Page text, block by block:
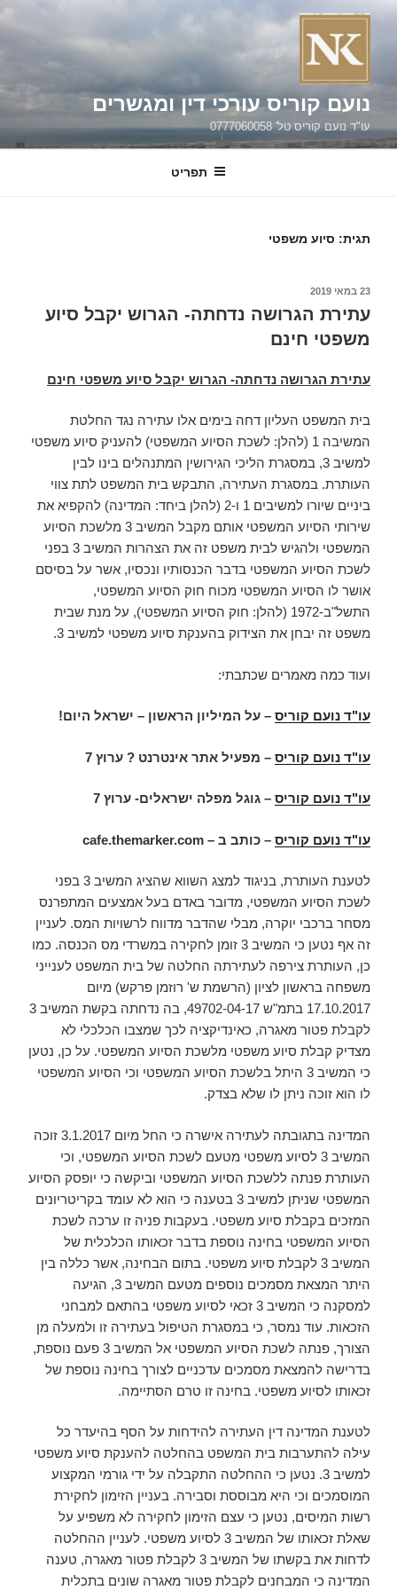
דילוג
נועם קוריס עורכי דין ומגשרים
עו"ד נועם קוריס טל' 0777060058
תפריט
תגית: סיוע משפטי
פורסם
23 במאי 2019
עתירת הגרושה נדחתה- הגרוש יקבל סיוע
משפטי חינם
עתירת הגרושה נדחתה- הגרוש יקבל סיוע משפטי חינם
בית המשפט העליון דחה בימים אלו עתירה נגד החלטת
המשיבה 1 (להלן: לשכת הסיוע המשפטי) להעניק סיוע משפטי
למשיב 3, במסגרת הליכי הגירושין המתנהלים בינו לבין
העותרת. במסגרת העתירה, התבקש בית המשפט לתת צווי
ביניים שיורו למשיבים 1 ו-2 (להלן ביחד: המדינה) להקפיא את
שירותי הסיוע המשפטי אותם מקבל המשיב 3 מלשכת הסיוע
המשפטי ולהגיש לבית משפט זה את הצהרות המשיב 3 בפני
לשכת הסיוע המשפטי בדבר הכנסותיו ונכסיו, אשר על בסיסם
אושר לו הסיוע המשפטי מכוח חוק הסיוע המשפטי,
התשל"ב-1972 (להלן: חוק הסיוע המשפטי), על מנת שבית
משפט זה יבחן את הצידוק בהענקת סיוע משפטי למשיב 3.
ועוד כמה מאמרים שכתבתי:
עו"ד נועם קוריס – על המיליון הראשון – ישראל היום!
עו"ד נועם קוריס – מפעיל אתר אינטרנט ? ערוץ 7
עו"ד נועם קוריס – גוגל מפלה ישראלים- ערוץ 7
עו"ד נועם קוריס – כותב ב – cafe.themarker.com
לטענת העותרת, בניגוד למצג השווא שהציג המשיב 3 בפני
לשכת הסיוע המשפטי, מדובר באדם בעל אמצעים המתפרנס
מסחר ברכבי יוקרה, מבלי שהדבר מדווח לרשויות המס. לעניין
זה אף נטען כי המשיב 3 זומן לחקירה במשרדי מס הכנסה. כמו
כן, העותרת צירפה לעתירתה החלטה של בית המשפט לענייני
משפחה בראשון לציון (הרשמת ש' רוזמן פרקש) מיום
17.10.2017 בתמ"ש 49702-04-17, בה נדחתה בקשת המשיב 3
לקבלת פטור מאגרה, כאינדיקציה לכך שמצבו הכלכלי לא
מצדיק קבלת סיוע משפטי מלשכת הסיוע המשפטי. על כן, נטען
כי המשיב 3 היתל בלשכת הסיוע המשפטי וכי הסיוע המשפטי
לו הוא זוכה ניתן לו שלא בצדק.
המדינה בתגובתה לעתירה אישרה כי החל מיום 3.1.2017 זוכה
המשיב 3 לסיוע משפטי מטעם לשכת הסיוע המשפטי, וכי
העותרת פנתה ללשכת הסיוע המשפטי וביקשה כי יופסק הסיוע
המשפטי שניתן למשיב 3 בטענה כי הוא לא עומד בקריטריונים
המזכים בקבלת סיוע משפטי. בעקבות פניה זו ערכה לשכת
הסיוע המשפטי בחינה נוספת בדבר זכאותו הכלכלית של
המשיב 3 לקבלת סיוע משפטי. בתום הבחינה, אשר כללה בין
היתר המצאת מסמכים נוספים מטעם המשיב 3, הגיעה
למסקנה כי המשיב 3 זכאי לסיוע משפטי בהתאם למבחני
הזכאות. עוד נמסר, כי במסגרת הטיפול בעתירה זו ולמעלה מן
הצורך, פנתה לשכת הסיוע המשפטי אל המשיב 3 פעם נוספת,
בדרישה להמצאת מסמכים עדכניים לצורך בחינה נוספת של
זכאותו לסיוע משפטי. בחינה זו טרם הסתיימה.
לטענת המדינה דין העתירה להידחות על הסף בהיעדר כל
עילה להתערבות בית המשפט בהחלטה להענקת סיוע משפטי
למשיב 3. נטען כי ההחלטה התקבלה על ידי גורמי המקצוע
המוסמכים וכי היא מבוססת וסבירה. בעניין הזימון לחקירת
רשות המיסים, נטען כי עצם הזימון לחקירה לא משפיע על
שאלת זכאותו של המשיב 3 לסיוע משפטי. לעניין ההחלטה
לדחות את בקשתו של המשיב 3 לקבלת פטור מאגרה, טענה
המדינה כי המבחנים לקבלת פטור מאגרה שונים בתכלית